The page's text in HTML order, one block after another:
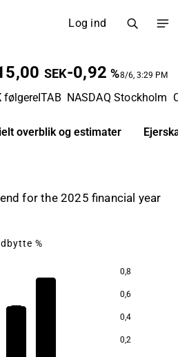
Log ind
SEK-0,92 %8/6, 3:29 PM
følgereITAB NASDAQ Stockholm
overblik og estimater Ejerskab
for the 2025 financial year
%
0,8
0,6
0,4
0,2